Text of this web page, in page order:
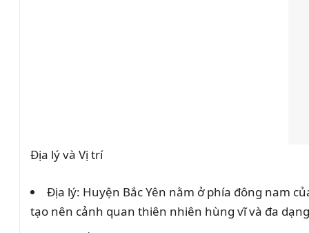
Địa lý và Vị trí
Địa lý: Huyện Bắc Yên nằm ở phía đông nam
tạo nên cảnh quan thiên nhiên hùng vĩ và đa